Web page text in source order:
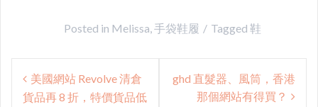
Posted in Melissa,手袋鞋履 Tagged 鞋
Post
navigation
美國網站 Revolve 清倉
貨品再 8 折，特價貨品低
ghd 直髮器、風筒，香港
那個網站有得買？